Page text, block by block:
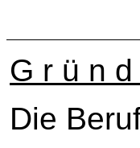
G r ü n d
Die